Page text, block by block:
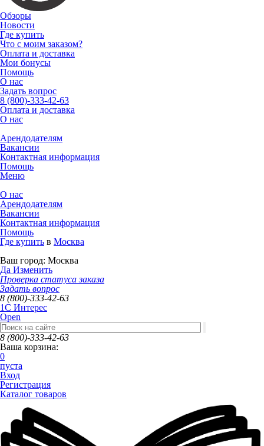
Обзоры
Новости
Где купить
Что с моим заказом?
Оплата и доставка
Мои бонусы
Помощь
О нас
Задать вопрос
8 (800)-333-42-63
Оплата и доставка
О нас
Арендодателям
Вакансии
Контактная информация
Помощь
Меню
О нас
Арендодателям
Вакансии
Контактная информация
Помощь
Где купить в Москва
Ваш город: Москва
Да Изменить
Проверка статуса заказа
Задать вопрос
8 (800)-333-42-63
1C Интерес
Open
8 (800)-333-42-63
Ваша корзина:
0
пуста
Вход
Регистрация
Каталог товаров